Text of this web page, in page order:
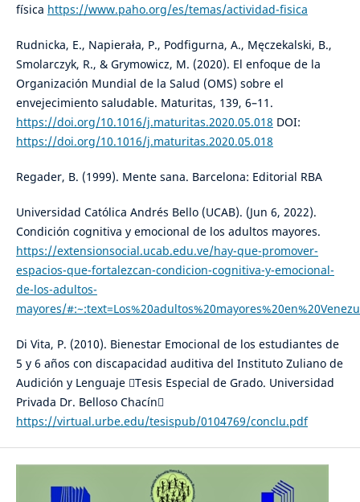
física https://www.paho.org/es/temas/actividad-fisica
Rudnicka, E., Napierała, P., Podfigurna, A., Męczekalski, B.,
Smolarczyk, R., & Grymowicz, M. (2020). El enfoque de la
Organización Mundial de la Salud (OMS) sobre el
envejecimiento saludable. Maturitas, 139, 6–11.
https://doi.org/10.1016/j.maturitas.2020.05.018 DOI:
https://doi.org/10.1016/j.maturitas.2020.05.018
Regader, B. (1999). Mente sana. Barcelona: Editorial RBA
Universidad Católica Andrés Bello (UCAB). (Jun 6, 2022).
Condición cognitiva y emocional de los adultos mayores.
https://extensionsocial.ucab.edu.ve/hay-que-promover-
espacios-que-fortalezcan-condicion-cognitiva-y-emocional-
de-los-adultos-
mayores/
Di Vita, P. (2010). Bienestar Emocional de los estudiantes de
5 y 6 años con discapacidad auditiva del Instituto Zuliano de
Audición y Lenguaje Tesis Especial de Grado. Universidad
Privada Dr. Belloso Chacín
https://virtual.urbe.edu/tesispub/0104769/conclu.pdf